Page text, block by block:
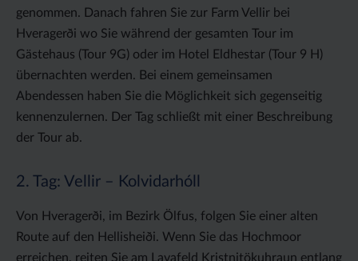
genommen. Danach fahren Sie zur Farm Vellir bei
Hveragerði wo Sie während der gesamten Tour im
Gästehaus (Tour 9G) oder im Hotel Eldhestar (Tour 9 H)
übernachten werden. Bei einem gemeinsamen
Abendessen haben Sie die Möglichkeit sich gegenseitig
kennenzulernen. Der Tag schließt mit einer Beschreibung
der Tour ab.
2. Tag: Vellir – Kolvidarhóll
Von Hveragerði, im Bezirk Ölfus, folgen Sie einer alten
Route auf den Hellisheiði. Wenn Sie das Hochmoor
erreichen, reiten Sie am Lavafeld Kristnitökuhraun entlang